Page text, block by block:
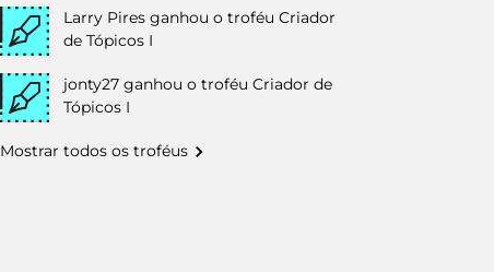
Larry Pires ganhou o troféu Criador
de Tópicos I
jonty27 ganhou o troféu Criador de
Tópicos I
Mostrar todos os troféus